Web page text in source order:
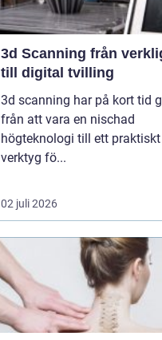
3d Scanning från verklighet
till digital tvilling
3d scanning har på kort tid
från att vara en nischad
högteknologi till ett praktiskt
verktyg fö...
02 juli 2026